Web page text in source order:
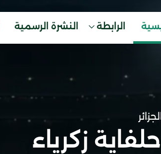
الرابطة النشرة الرسمية
زكرياء